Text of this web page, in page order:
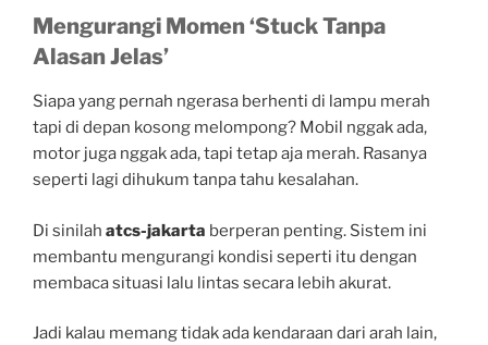
Mengurangi Momen ‘Stuck Tanpa
Alasan Jelas’
Siapa yang pernah ngerasa berhenti di lampu merah
tapi di depan kosong melompong? Mobil nggak ada,
motor juga nggak ada, tapi tetap aja merah. Rasanya
seperti lagi dihukum tanpa tahu kesalahan.
Di sinilah atcs-jakarta berperan penting. Sistem ini
membantu mengurangi kondisi seperti itu dengan
membaca situasi lalu lintas secara lebih akurat.
Jadi kalau memang tidak ada kendaraan dari arah lain,